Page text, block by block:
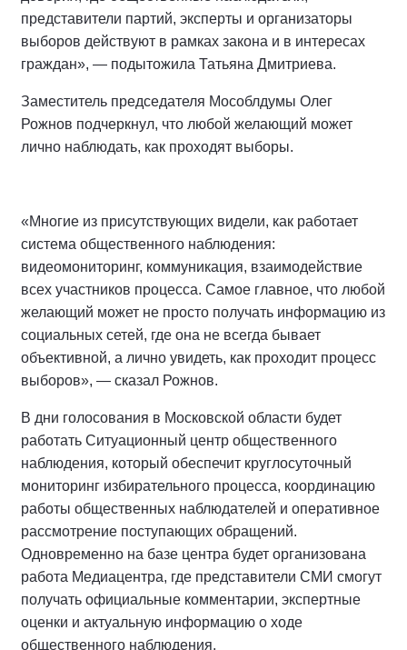
представители партий, эксперты и организаторы
выборов действуют в рамках закона и в интересах
граждан», — подытожила Татьяна Дмитриева.
Заместитель председателя Мособлдумы Олег
Рожнов подчеркнул, что любой желающий может
лично наблюдать, как проходят выборы.
«Многие из присутствующих видели, как работает
система общественного наблюдения:
видеомониторинг, коммуникация, взаимодействие
всех участников процесса. Самое главное, что любой
желающий может не просто получать информацию из
социальных сетей, где она не всегда бывает
объективной, а лично увидеть, как проходит процесс
выборов», — сказал Рожнов.
В дни голосования в Московской области будет
работать Ситуационный центр общественного
наблюдения, который обеспечит круглосуточный
мониторинг избирательного процесса, координацию
работы общественных наблюдателей и оперативное
рассмотрение поступающих обращений.
Одновременно на базе центра будет организована
работа Медиацентра, где представители СМИ смогут
получать официальные комментарии, экспертные
оценки и актуальную информацию о ходе
общественного наблюдения.